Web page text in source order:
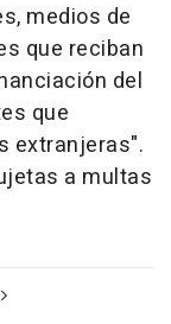
medios de
que reciban
del
que
extranjeras".
a multas